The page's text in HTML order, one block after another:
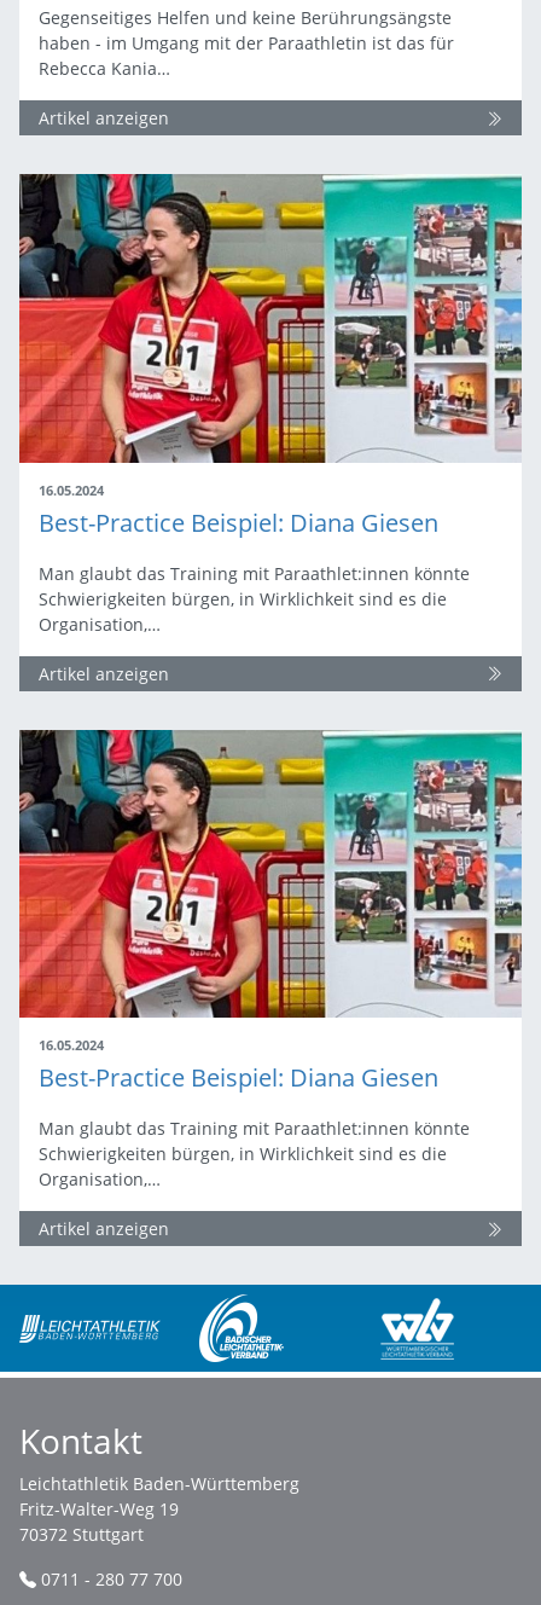
Gegenseitiges Helfen und keine Berührungsängste
haben - im Umgang mit der Paraathletin ist das für
Rebecca Kania…
Artikel anzeigen
16.05.2024
Best-Practice Beispiel: Diana Giesen
Man glaubt das Training mit Paraathlet:innen könnte
Schwierigkeiten bürgen, in Wirklichkeit sind es die
Organisation,…
Artikel anzeigen
16.05.2024
Best-Practice Beispiel: Diana Giesen
Man glaubt das Training mit Paraathlet:innen könnte
Schwierigkeiten bürgen, in Wirklichkeit sind es die
Organisation,…
Artikel anzeigen
Kontakt
Leichtathletik Baden-Württemberg
Fritz-Walter-Weg 19
70372 Stuttgart
0711 - 280 77 700